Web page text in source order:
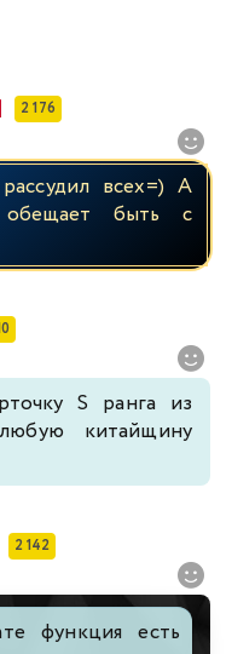
2 176
всех=) А
обещает быть с
S ранга из
китайщину
2 142
функция есть